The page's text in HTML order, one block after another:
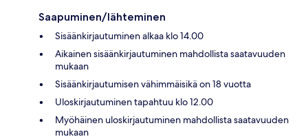
Saapuminen/lähteminen
Sisäänkirjautuminen alkaa klo 14.00
Aikainen sisäänkirjautuminen mahdollista saatavuuden
mukaan
Sisäänkirjautumisen vähimmäisikä on 18 vuotta
Uloskirjautuminen tapahtuu klo 12.00
Myöhäinen uloskirjautuminen mahdollista saatavuuden
mukaan